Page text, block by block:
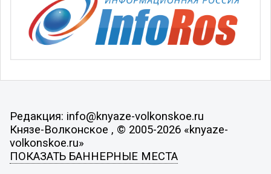
Редакция: info@knyaze-volkonskoe.ru
Князе-Волконское , © 2005-2026 «knyaze-
volkonskoe.ru»
ПОКАЗАТЬ БАННЕРНЫЕ МЕСТА